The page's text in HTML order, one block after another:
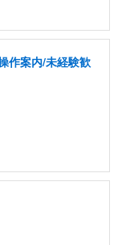
作案内/未経験歓